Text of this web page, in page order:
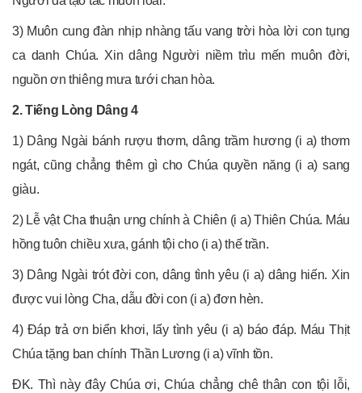
3) Muôn cung đàn nhịp nhàng tấu vang trời hòa lời con tụng
ca danh Chúa. Xin dâng Người niềm trìu mến muôn đời,
nguồn ơn thiêng mưa tưới chan hòa.
2. Tiếng Lòng Dâng 4
1) Dâng Ngài bánh rượu thơm, dâng trầm hương (i a) thơm
ngát, cũng chẳng thêm gì cho Chúa quyền năng (i a) sang
giàu.
2) Lễ vật Cha thuận ưng chính à Chiên (i a) Thiên Chúa. Máu
hồng tuôn chiều xưa, gánh tội cho (i a) thế trần.
3) Dâng Ngài trót đời con, dâng tình yêu (i a) dâng hiến. Xin
được vui lòng Cha, dẫu đời con (i a) đơn hèn.
4) Đáp trả ơn biển khơi, lấy tình yêu (i a) báo đáp. Máu Thịt
Chúa tặng ban chính Thần Lương (i a) vĩnh tồn.
ĐK. Thì này đây Chúa ơi, Chúa chẳng chê thân con tội lỗi,